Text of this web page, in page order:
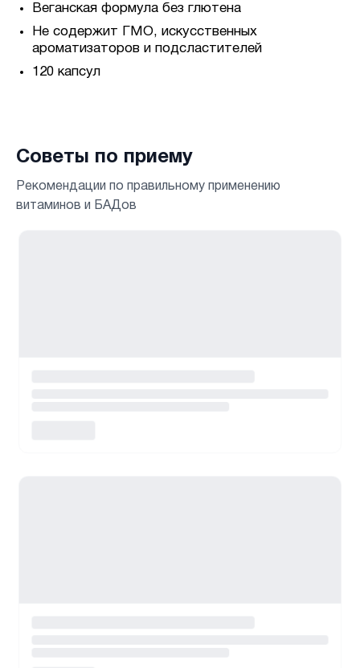
Веганская формула без глютена
Не содержит ГМО, искусственных
ароматизаторов и подсластителей
120 капсул
Советы по приему
Рекомендации по правильному применению
витаминов и БАДов